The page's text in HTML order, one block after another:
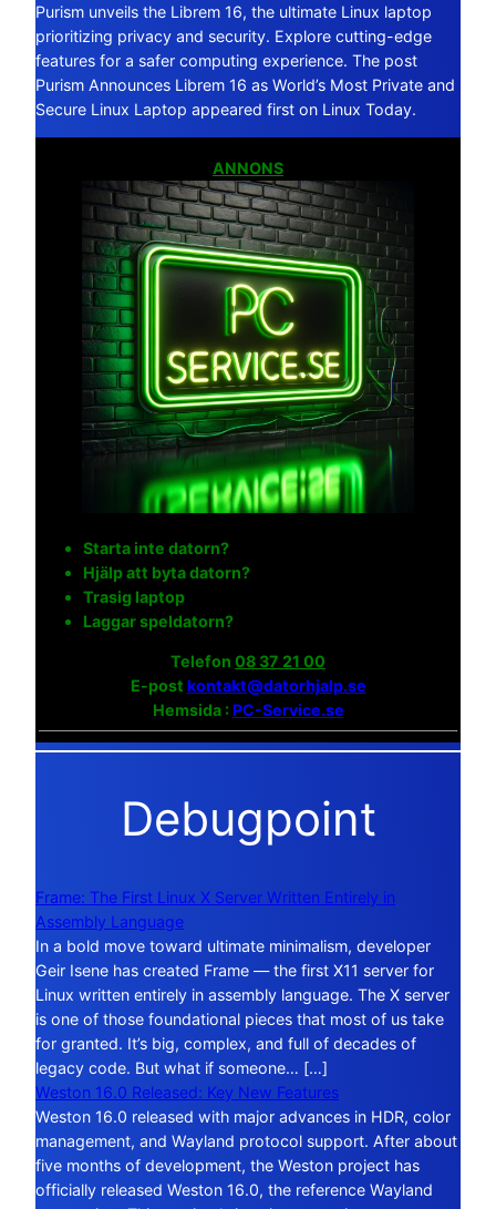
Purism unveils the Librem 16, the ultimate Linux laptop
prioritizing privacy and security. Explore cutting-edge
features for a safer computing experience. The post
Purism Announces Librem 16 as World’s Most Private and
Secure Linux Laptop appeared first on Linux Today.
ANNONS
Starta inte datorn?
Hjälp att byta datorn?
Trasig laptop
Laggar speldatorn?
Telefon 08 37 21 00
E-post kontakt@datorhjalp.se
Hemsida :PC-Service.se
Debugpoint
Frame: The First Linux X Server Written Entirely in
Assembly Language
In a bold move toward ultimate minimalism, developer
Geir Isene has created Frame — the first X11 server for
Linux written entirely in assembly language. The X server
is one of those foundational pieces that most of us take
for granted. It’s big, complex, and full of decades of
legacy code. But what if someone… […]
Weston 16.0 Released: Key New Features
Weston 16.0 released with major advances in HDR, color
management, and Wayland protocol support. After about
five months of development, the Weston project has
officially released Weston 16.0, the reference Wayland